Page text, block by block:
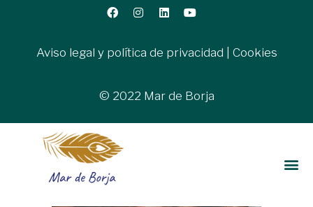
Aviso legal y política de privacidad Cookies
© 2022 Mar de Borja